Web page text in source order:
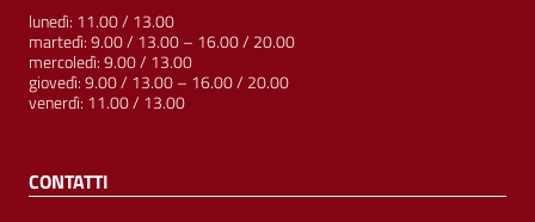
lunedì: 11.00 / 13.00
martedì: 9.00 / 13.00 – 16.00 / 20.00
mercoledì: 9.00 / 13.00
giovedì: 9.00 / 13.00 – 16.00 / 20.00
venerdì: 11.00 / 13.00
CONTATTI